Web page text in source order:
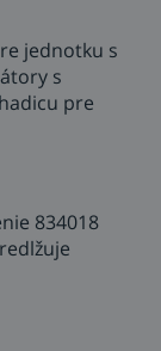
jednotku s
s
pre
834018